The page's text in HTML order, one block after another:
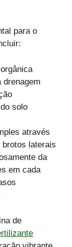
para o
drenagem
solo
através
laterais
da
em cada
de